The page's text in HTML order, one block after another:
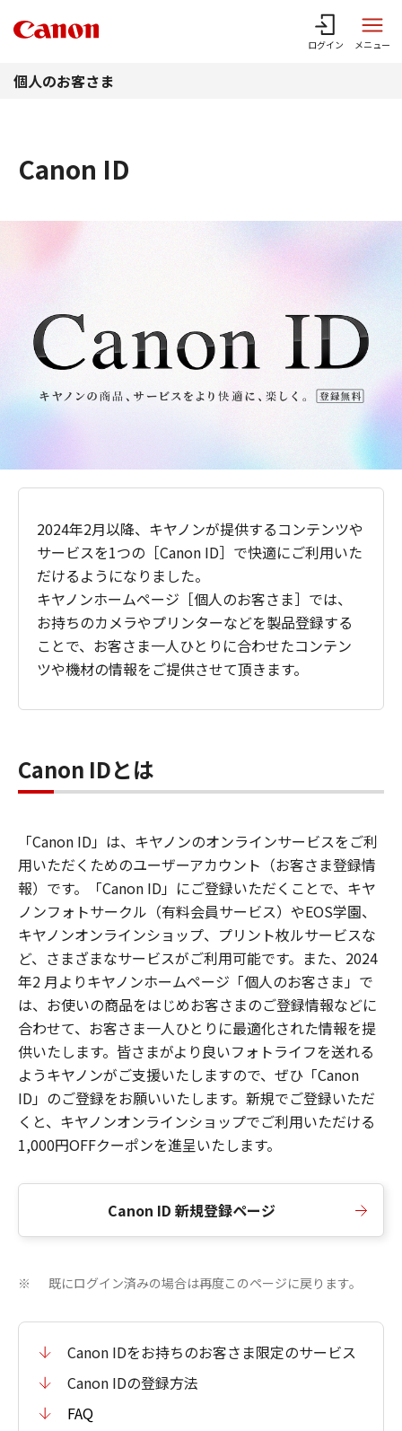
ログイン メニュー
個人のお客さま
Canon ID
2024年2月以降、キヤノンが提供するコンテンツや
サービスを1つの［Canon ID］で快適にご利用いた
だけるようになりました。
キヤノンホームページ［個人のお客さま］では、
お持ちのカメラやプリンターなどを製品登録する
ことで、お客さま一人ひとりに合わせたコンテン
ツや機材の情報をご提供させて頂きます。
Canon IDとは
「Canon ID」は、キヤノンのオンラインサービスをご利
用いただくためのユーザーアカウント（お客さま登録情
報）です。「Canon ID」にご登録いただくことで、キヤ
ノンフォトサークル（有料会員サービス）やEOS学園、
キヤノンオンラインショップ、プリント枚ルサービスな
ど、さまざまなサービスがご利用可能です。また、2024
年2 月よりキヤノンホームページ「個人のお客さま」で
は、お使いの商品をはじめお客さまのご登録情報などに
合わせて、お客さま一人ひとりに最適化された情報を提
供いたします。皆さまがより良いフォトライフを送れる
ようキヤノンがご支援いたしますので、ぜひ「Canon
ID」のご登録をお願いいたします。新規でご登録いただ
くと、キヤノンオンラインショップでご利用いただける
1,000円OFFクーポンを進呈いたします。
Canon ID 新規登録ページ
※ 既にログイン済みの場合は再度このページに戻ります。
Canon IDをお持ちのお客さま限定のサービス
Canon IDの登録方法
FAQ